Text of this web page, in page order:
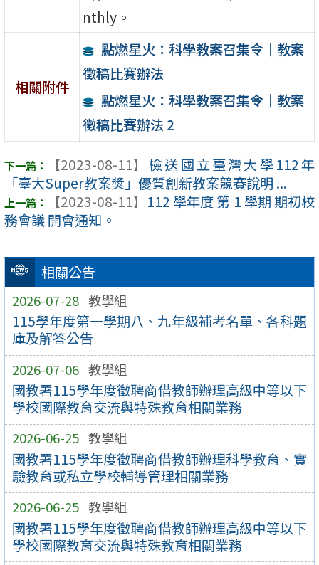
相關公告
2026-07-28 教學組
115學年度第一學期八、九年級補考名單、各科題
庫及解答公告
2026-07-06 教學組
國教署115學年度徵聘商借教師辦理高級中等以下
學校國際教育交流與特殊教育相關業務
2026-06-25 教學組
國教署115學年度徵聘商借教師辦理科學教育、實
驗教育或私立學校輔導管理相關業務
2026-06-25 教學組
國教署115學年度徵聘商借教師辦理高級中等以下
學校國際教育交流與特殊教育相關業務
nthly。
相關附件
點燃星火：科學教案召集令｜教案
徵稿比賽辦法
點燃星火：科學教案召集令｜教案
徵稿比賽辦法 2
【2023-08-11】 檢送國立臺灣大學112年
「臺大Super教案獎」優質創新教案競賽說明 ...
【2023-08-11】 112 學年度 第 1 學期 期初校
務會議 開會通知。